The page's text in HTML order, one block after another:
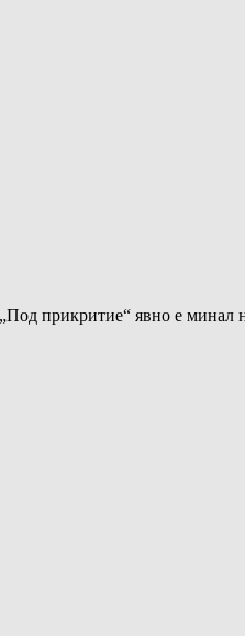
прикритие“ явно е